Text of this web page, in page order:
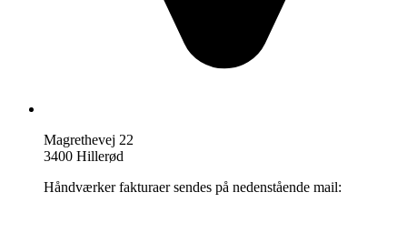
Magrethevej 22
3400 Hillerød
Håndværker fakturaer sendes på nedenstående mail: